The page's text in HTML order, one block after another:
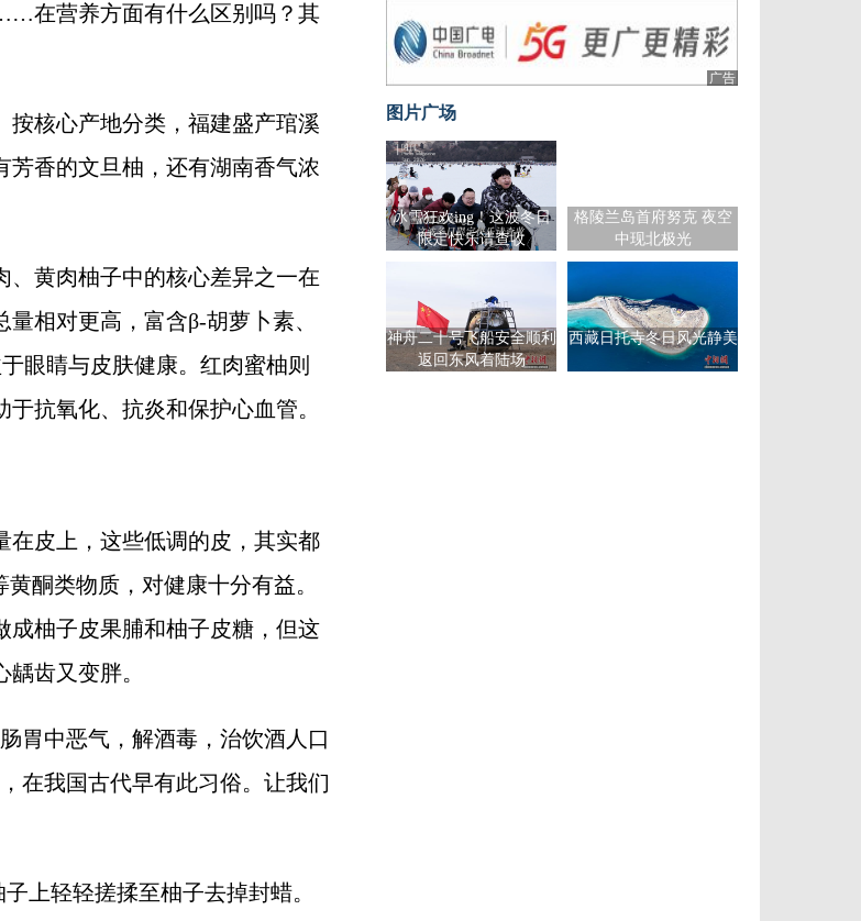
在营养方面有什么区别吗？其
核心产地分类，福建盛产琯溪
芳香的文旦柚，还有湖南香气浓
黄肉柚子中的核心差异之一在
相对更高，富含β-胡萝卜素、
眼睛与皮肤健康。红肉蜜柚则
抗氧化、抗炎和保护心血管。
皮上，这些低调的皮，其实都
酮类物质，对健康十分有益。
成柚子皮果脯和柚子皮糖，但这
齿又变胖。
中恶气，解酒毒，治饮酒人口
在我国古代早有此习俗。让我们
轻轻搓揉至柚子去掉封蜡。
广告
图片广场
冰雪狂欢ing！这波冬日
限定快乐请查收
格陵兰岛首府努克 夜空
中现北极光
神舟二十号飞船安全顺利
返回东风着陆场
西藏日托寺冬日风光静美